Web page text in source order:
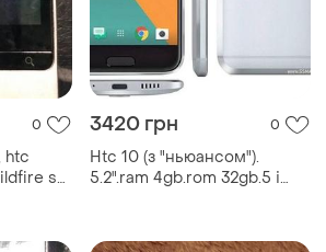
0
htc
s
3420 грн 0
Htc 10 (з "ньюансом").
5.2".ram 4gb.rom 32gb.5 і
метал